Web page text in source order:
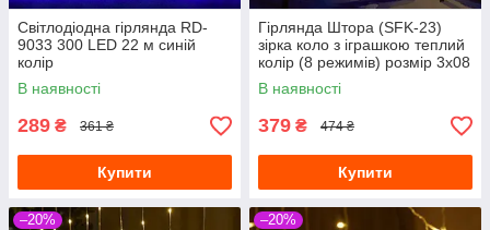
Світлодіодна гірлянда RD-
9033 300 LED 22 м синій
колір
В наявності
289 ₴ 361 ₴
Купити
Гірлянда Штора (SFK-23)
зірка коло з іграшкою теплий
колір (8 режимів) розмір 3х08
м
В наявності
379 ₴ 474 ₴
Купити
–20% –20%